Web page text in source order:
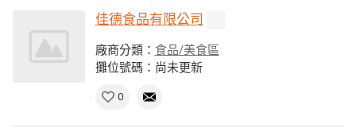
佳德食品有限公司
廠商分類： 食品/美食區
攤位號碼：尚未更新
0